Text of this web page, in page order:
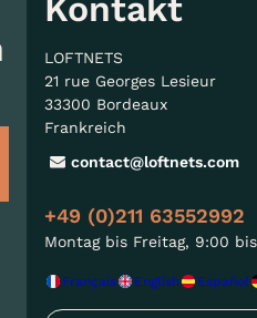
Kontakt
LOFTNETS
21 rue Georges Lesieur
33300 Bordeaux
Frankreich
contact@loftnets.com
+49 (0)211 63552992
Montag bis Freitag, 9:00
Français English Español